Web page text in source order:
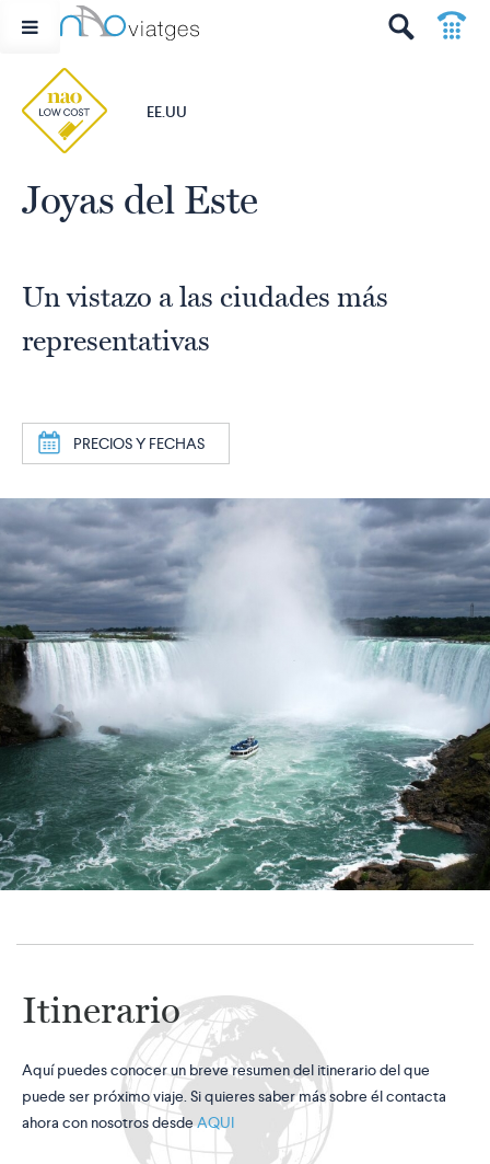
EE.UU
Joyas del Este
Un vistazo a las ciudades más
representativas
a PRECIOS Y FECHAS
Itinerario
Aquí puedes conocer un breve resumen del itinerario del que
puede ser próximo viaje. Si quieres saber más sobre él contacta
ahora con nosotros desdeAQUI
t
p